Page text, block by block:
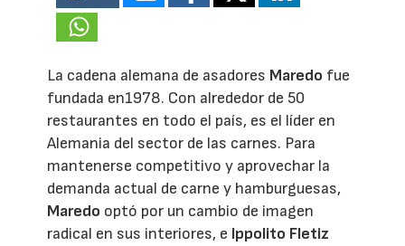
La cadena alemana de asadores Maredo fue
fundada en1978. Con alrededor de 50
restaurantes en todo el país, es el líder en
Alemania del sector de las carnes. Para
mantenerse competitivo y aprovechar la
demanda actual de carne y hamburguesas,
Maredo optó por un cambio de imagen
radical en sus interiores, e Ippolito Fletiz